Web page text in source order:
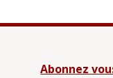
Abonnez